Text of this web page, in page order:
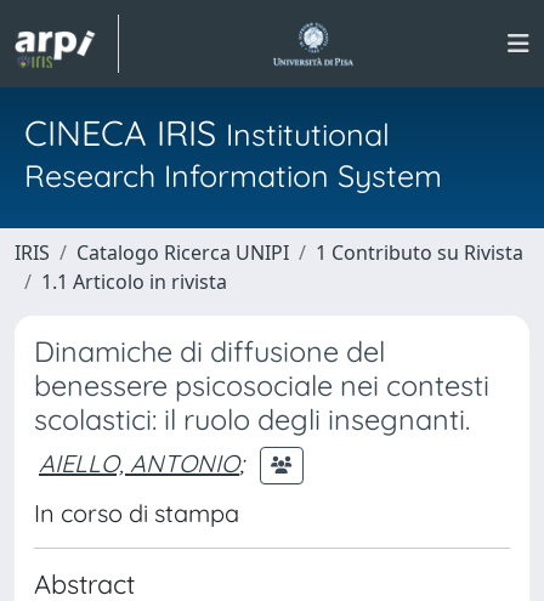
CINECA IRIS Institutional
Research Information System
IRIS Catalogo Ricerca UNIPI
1 Contributo su Rivista
1.1 Articolo in rivista
Dinamiche di diffusione del
benessere psicosociale nei contesti
scolastici: il ruolo degli insegnanti.
AIELLO, ANTONIO;
In corso di stampa
Abstract